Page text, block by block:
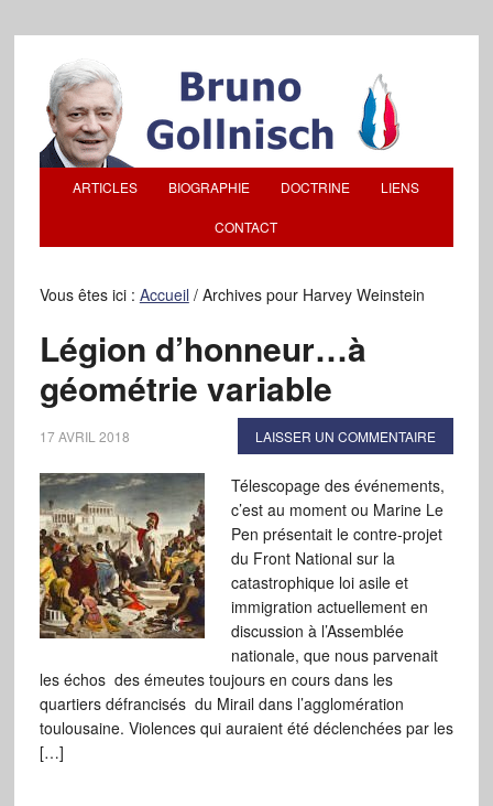
ARTICLES BIOGRAPHIE DOCTRINE LIENS
CONTACT
Vous êtes ici : Accueil /Archives pour Harvey Weinstein
Légion d’honneur…à
géométrie variable
17 AVRIL 2018 LAISSER UN COMMENTAIRE
Télescopage des événements,
c’est au moment ou Marine Le
Pen présentait le contre-projet
du Front National sur la
catastrophique loi asile et
immigration actuellement en
discussion à l’Assemblée
nationale, que nous parvenait
les échos des émeutes toujours en cours dans les
quartiers défrancisés du Mirail dans l’agglomération
toulousaine. Violences qui auraient été déclenchées par les
[…]